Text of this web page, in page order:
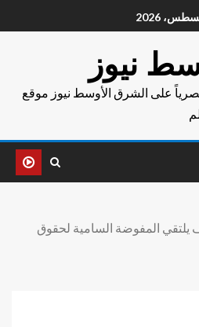
نيوز
على الشرق الأوسط نيوز موقع
المفوضة السامية لحقوق